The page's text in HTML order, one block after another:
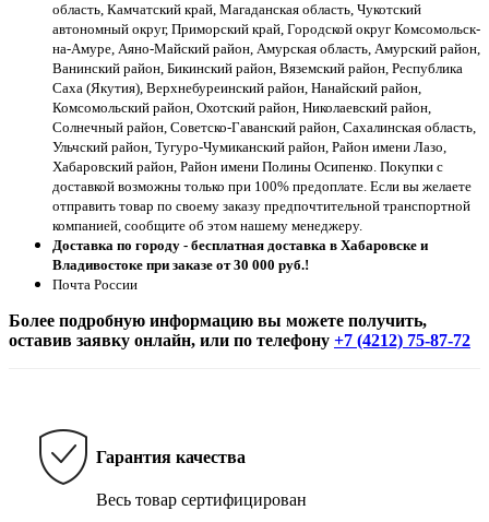
область, Камчатский край, Магаданская область, Чукотский
автономный округ, Приморский край, Городской округ Комсомольск-
на-Амуре, Аяно-Майский район, Амурская область, Амурский район,
Ванинский район, Бикинский район, Вяземский район, Республика
Саха (Якутия), Верхнебуреинский район, Нанайский район,
Комсомольский район, Охотский район, Николаевский район,
Солнечный район, Советско-Гаванский район, Сахалинская область,
Ульчский район, Тугуро-Чумиканский район, Район имени Лазо,
Хабаровский район, Район имени Полины Осипенко. Покупки с
доставкой возможны только при 100% предоплате. Если вы желаете
отправить товар по своему заказу предпочтительной транспортной
компанией, сообщите об этом нашему менеджеру.
Доставка по городу - бесплатная доставка в Хабаровске и
Владивостоке при заказе от 30 000 руб.!
Почта России
Более подробную информацию вы можете получить,
оставив заявку онлайн, или по телефону +7 (4212) 75-87-72
Гарантия качества
Весь товар сертифицирован